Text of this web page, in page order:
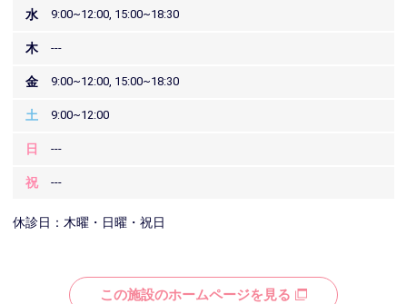
水 9:00~12:00, 15:00~18:30
木 ---
金 9:00~12:00, 15:00~18:30
土 9:00~12:00
日 ---
祝 ---
休診日：木曜・日曜・祝日
この施設のホームページを見る